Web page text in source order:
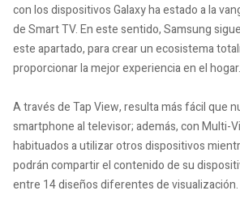
con los dispositivos Galaxy ha estado a la
de Smart TV. En este sentido, Samsung
este apartado, para crear un ecosistema
proporcionar la mejor experiencia en el hogar.
A través de Tap View, resulta más fácil que
smartphone al televisor; además, con Multi-
habituados a utilizar otros dispositivos
podrán compartir el contenido de su
entre 14 diseños diferentes de visualización.